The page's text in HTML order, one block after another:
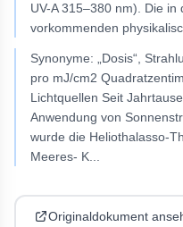
UV-A 315–380 nm). Die
vorkommenden
Synonyme: „Dosis“,
pro mJ/cm2
Lichtquellen Seit
Anwendung von
wurde die Heliothalasso-
Meeres- K
Originaldokument